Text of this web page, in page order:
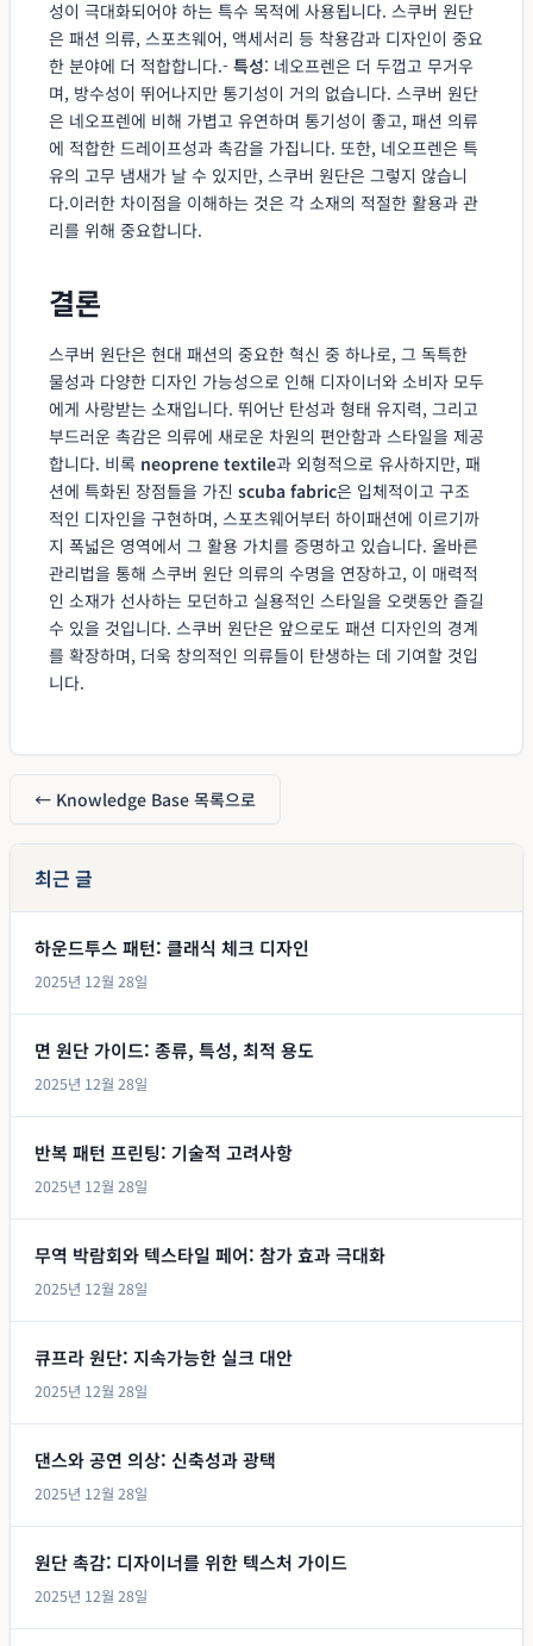
성이 극대화되어야 하는 특수 목적에 사용됩니다. 스쿠버 원단
은 패션 의류, 스포츠웨어, 액세서리 등 착용감과 디자인이 중요
한 분야에 더 적합합니다.- 특성: 네오프렌은 더 두껍고 무거우
며, 방수성이 뛰어나지만 통기성이 거의 없습니다. 스쿠버 원단
은 네오프렌에 비해 가볍고 유연하며 통기성이 좋고, 패션 의류
에 적합한 드레이프성과 촉감을 가집니다. 또한, 네오프렌은 특
유의 고무 냄새가 날 수 있지만, 스쿠버 원단은 그렇지 않습니
다.이러한 차이점을 이해하는 것은 각 소재의 적절한 활용과 관
리를 위해 중요합니다.
결론
스쿠버 원단은 현대 패션의 중요한 혁신 중 하나로, 그 독특한
물성과 다양한 디자인 가능성으로 인해 디자이너와 소비자 모두
에게 사랑받는 소재입니다. 뛰어난 탄성과 형태 유지력, 그리고
부드러운 촉감은 의류에 새로운 차원의 편안함과 스타일을 제공
합니다. 비록 neoprene textile과 외형적으로 유사하지만, 패
션에 특화된 장점들을 가진 scuba fabric은 입체적이고 구조
적인 디자인을 구현하며, 스포츠웨어부터 하이패션에 이르기까
지 폭넓은 영역에서 그 활용 가치를 증명하고 있습니다. 올바른
관리법을 통해 스쿠버 원단 의류의 수명을 연장하고, 이 매력적
인 소재가 선사하는 모던하고 실용적인 스타일을 오랫동안 즐길
수 있을 것입니다. 스쿠버 원단은 앞으로도 패션 디자인의 경계
를 확장하며, 더욱 창의적인 의류들이 탄생하는 데 기여할 것입
니다.
← Knowledge Base 목록으로
최근 글
하운드투스 패턴: 클래식 체크 디자인
2025년 12월 28일
면 원단 가이드: 종류, 특성, 최적 용도
2025년 12월 28일
반복 패턴 프린팅: 기술적 고려사항
2025년 12월 28일
무역 박람회와 텍스타일 페어: 참가 효과 극대화
2025년 12월 28일
큐프라 원단: 지속가능한 실크 대안
2025년 12월 28일
댄스와 공연 의상: 신축성과 광택
2025년 12월 28일
원단 촉감: 디자이너를 위한 텍스처 가이드
2025년 12월 28일